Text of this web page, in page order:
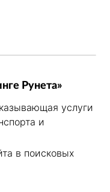
Рунета»
услуги
и
в поисковых